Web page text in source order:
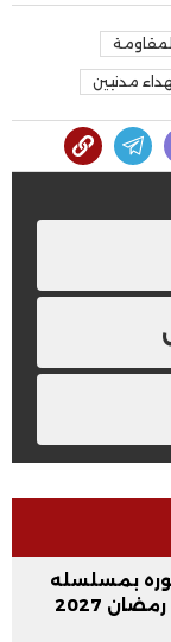
مدنيين
بمسلسله
2027